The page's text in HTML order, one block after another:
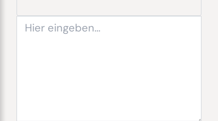
eingeben…